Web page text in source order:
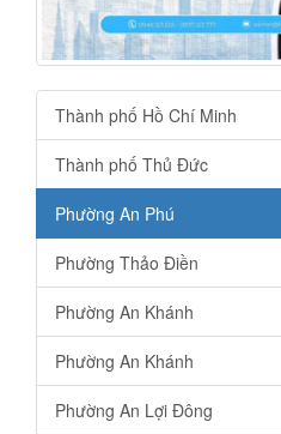
Thành phố Hồ Chí Minh
Thành phố Thủ Đức
Phường An Phú
Phường Thảo Điền
Phường An Khánh
Phường An Khánh
Phường An Lợi Đông